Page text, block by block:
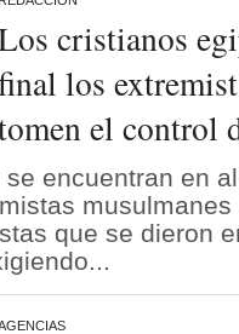
cristianos
los
el control
encuentran en
que se dieron